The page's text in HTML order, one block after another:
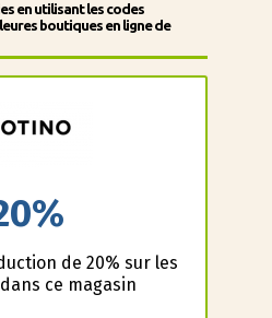
en utilisant les codes
boutiques en ligne de
de 20% sur les
ce magasin